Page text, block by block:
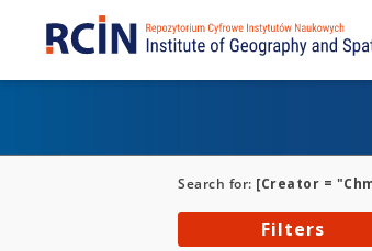
Search for: [Creator =
Filters